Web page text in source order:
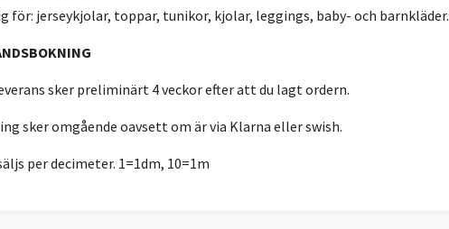
för: jerseykjolar, toppar, tunikor, kjolar, leggings, baby- och barnkläder.
sker preliminärt 4 veckor efter att du lagt ordern.
sker omgående oavsett om är via Klarna eller swish.
per decimeter. 1=1dm, 10=1m